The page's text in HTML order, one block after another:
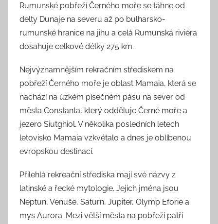
Rumunské pobřeží Černého moře se táhne od
delty Dunaje na severu až po bulharsko-
rumunské hranice na jihu a celá Rumunská riviéra
dosahuje celkové délky 275 km.
Nejvýznamnějším rekračním střediskem na
pobřeží Černého moře je oblast Mamaia, která se
nachází na úzkém písečném pásu na sever od
města Constanta, který odděluje Černé moře a
jezero Siutghiol. V několika posledních letech
letovisko Mamaia vzkvétalo a dnes je oblíbenou
evropskou destinací.
Přilehlá rekreační střediska mají své názvy z
latinské a řecké mytologie. Jejich jména jsou
Neptun, Venuše, Saturn, Jupiter, Olymp Eforie a
mys Aurora. Mezi větší města na pobřeží patří